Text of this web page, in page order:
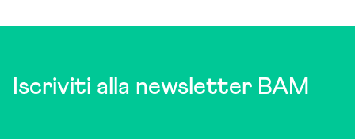
Iscriviti alla newsletter BAM